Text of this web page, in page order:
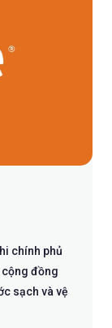
chính phủ
đồng
sạch và vệ